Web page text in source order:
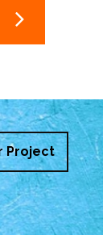
Project